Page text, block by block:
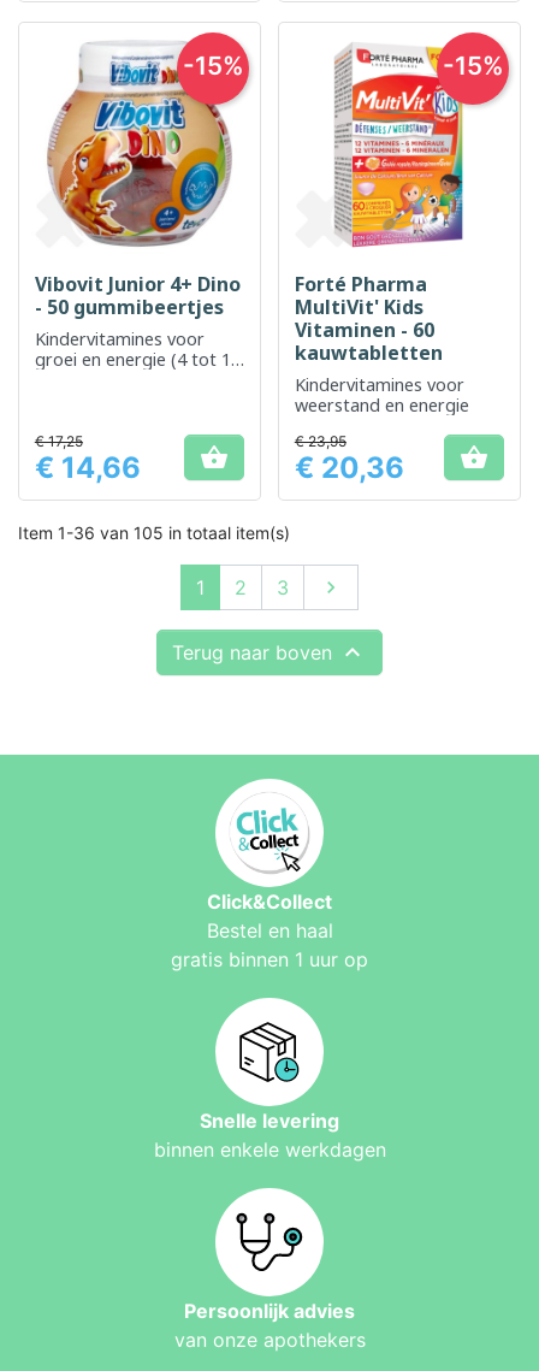
Vibovit Junior 4+ Dino
- 50 gummibeertjes
Kindervitamines voor
groei en energie (4 tot 12
Prijs
€ 17,25
€ 14,66 
-15%
Forté Pharma
MultiVit' Kids
Vitaminen - 60
kauwtabletten
Kindervitamines voor
weerstand en energie
Prijs
€ 23,95
€ 20,36 
-15%
Item 1-36 van 105 in totaal item(s)
1 2 3 Volgende

Terug naar boven 
Click&Collect
Bestel en haal
gratis binnen 1 uur op
Snelle levering
binnen enkele werkdagen
Persoonlijk advies
van onze apothekers